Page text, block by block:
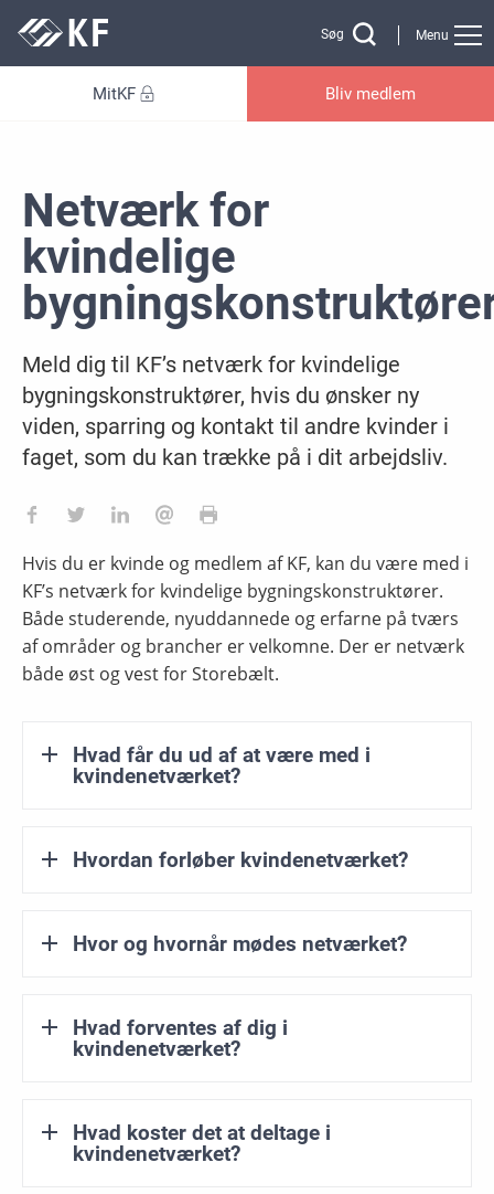
Menu
Søg
MitKF Bliv medlem
Netværk for
kvindelige
Meld dig til KF’s netværk for kvindelige
bygningskonstruktører, hvis du ønsker ny
viden, sparring og kontakt til andre kvinder i
faget, som du kan trække på i dit arbejdsliv.
Hvis du er kvinde og medlem af KF, kan du være med i
KF’s netværk for kvindelige bygningskonstruktører.
Både studerende, nyuddannede og erfarne på tværs
af områder og brancher er velkomne. Der er netværk
både øst og vest for Storebælt.
Hvad får du ud af at være med i
kvindenetværket?
Hvordan forløber kvindenetværket?
Hvor og hvornår mødes netværket?
Hvad forventes af dig i
kvindenetværket?
Hvad koster det at deltage i
kvindenetværket?